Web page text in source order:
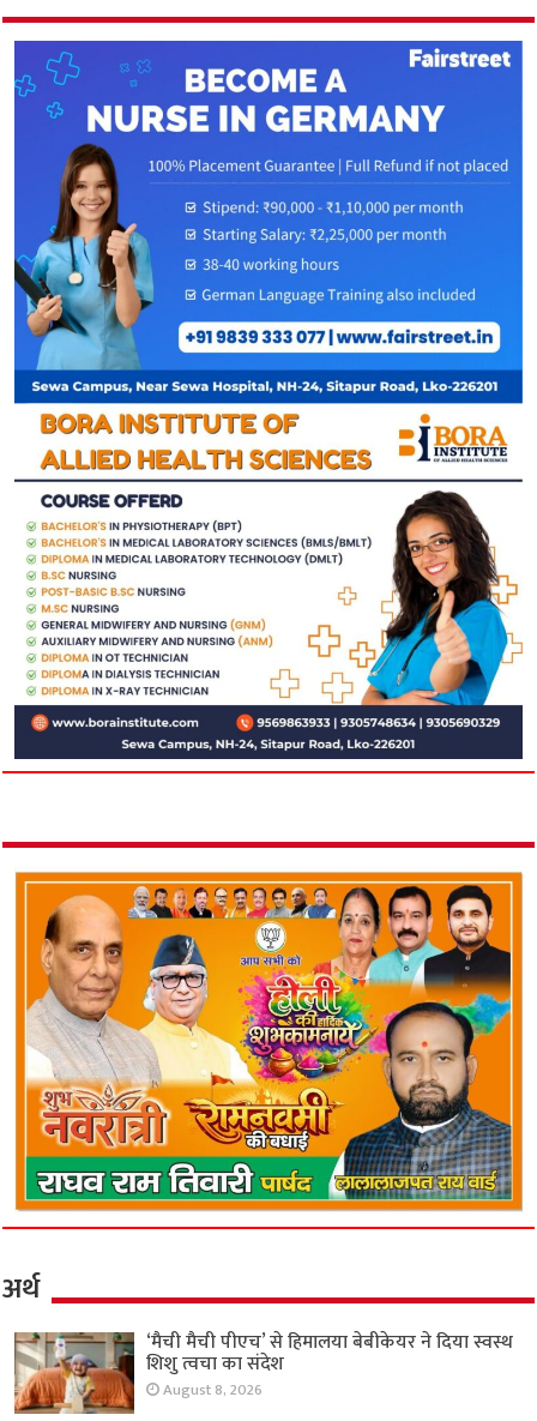
अर्थ
‘मैची मैची पीएच’ से हिमालया बेबीकेयर ने दिया स्वस्थ
शिशु त्वचा का संदेश
August 8, 2026